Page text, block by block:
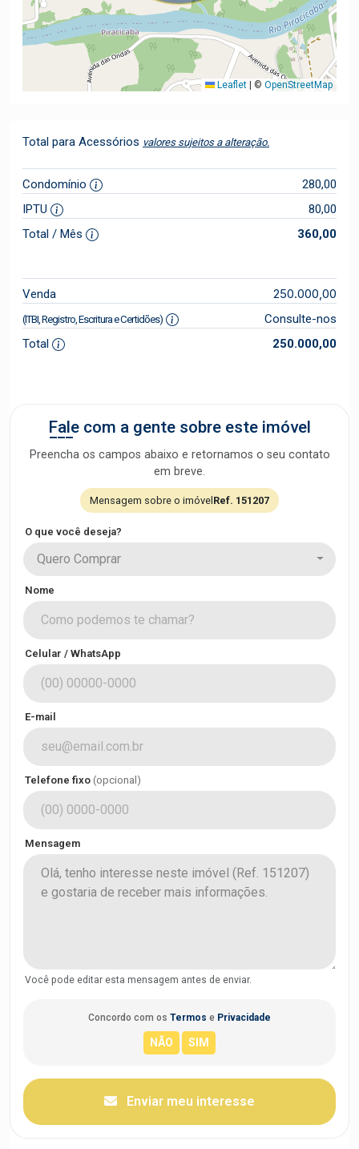
Leaflet | © OpenStreetMap
Total para Acessórios valores sujeitos a alteração.
Condomínio
280,00
IPTU
80,00
Total / Mês
360,00
Venda 250.000,00
(ITBI, Registro, Escritura e Certidões)
Consulte-nos
Total
250.000,00
Fale com a gente sobre este imóvel
Preencha os campos abaixo e retornamos o seu contato
em breve.
Mensagem sobre o imóvelRef. 151207
O que você deseja?
Quero Comprar
Nome
Celular / WhatsApp
E-mail
Telefone fixo (opcional)
Mensagem
Você pode editar esta mensagem antes de enviar.
Concordo com os Termos e Privacidade
Enviar meu interesse